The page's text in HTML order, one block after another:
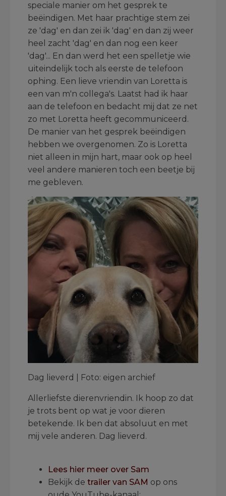
speciale manier om het gesprek te
beëindigen. Met haar prachtige stem zei
ze 'dag' en dan zei ik 'dag' en dan zij weer
heel zacht 'dag' en dan nog een keer
'dag'... En dan werd het een spelletje wie
uiteindelijk toch als eerste de telefoon
ophing. Een lieve vriendin van Loretta is
een van m'n collega's. Laatst had ik haar
aan de telefoon en bedacht mij dat ze net
zo met Loretta heeft gecommuniceerd.
De manier van het gesprek beëindigen
hebben we overgenomen. Zo is Loretta
niet alleen in mijn hart, maar ook op heel
veel andere manieren toch een beetje bij
me gebleven.
Dag lieverd | Foto: eigen archief
Allerliefste dierenvriendin. Ik hoop zo dat
je trots bent op wat je voor dieren
betekende. Ik ben dat absoluut en met
mij vele anderen. Dag lieverd.
Lees hier meer over Sam
Bekijk de trailer van SAM op ons